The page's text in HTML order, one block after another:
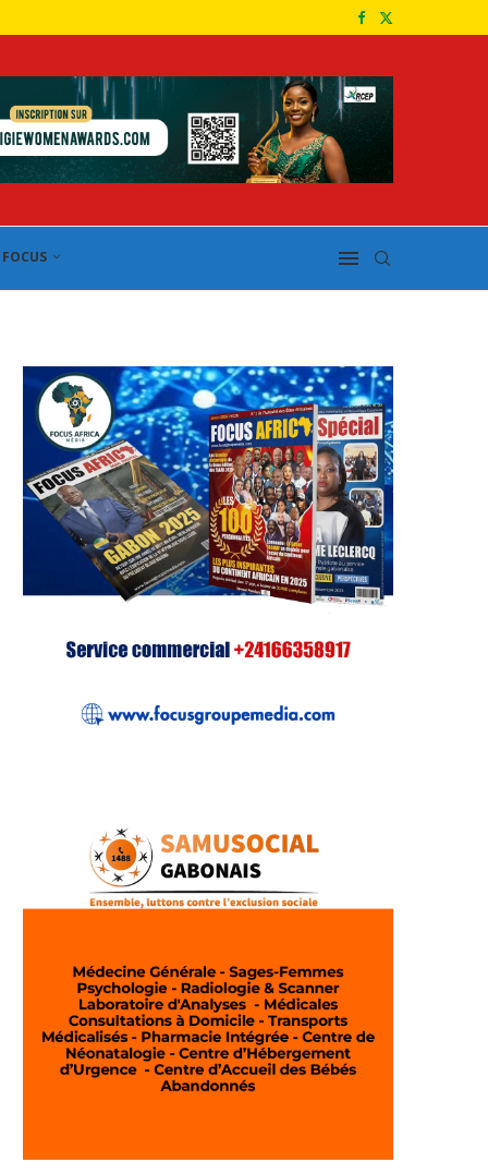
FOCUS